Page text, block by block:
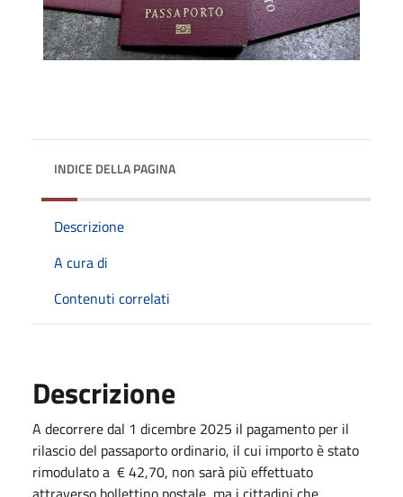
INDICE DELLA PAGINA
Descrizione
A cura di
Contenuti correlati
Descrizione
A decorrere dal 1 dicembre 2025 il pagamento per il
rilascio del passaporto ordinario, il cui importo è stato
rimodulato a € 42,70, non sarà più effettuato